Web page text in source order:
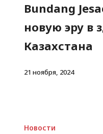
Bundang
новую эру в
Казахстана
21 ноября, 2024
Новости